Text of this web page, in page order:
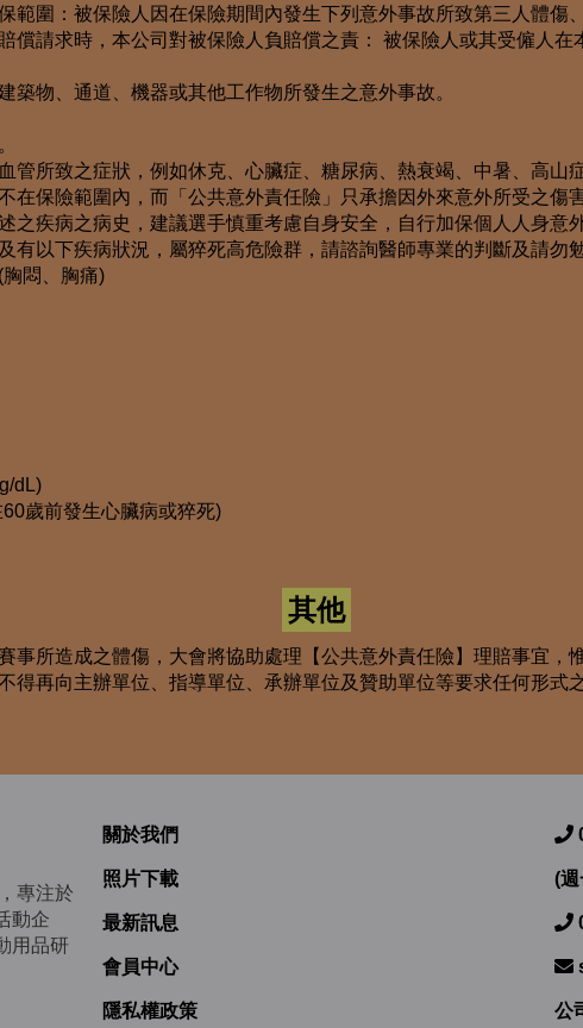
範圍：被保險人因在保險期間內發生下列意外事故所致第三人體傷
償請求時，本公司對被保險人負賠償之責： 被保險人或其受僱人在
築物、通道、機器或其他工作物所發生之意外事故。
管所致之症狀，例如休克、心臟症、糖尿病、熱衰竭、中暑、高山
在保險範圍內，而「公共意外責任險」只承擔因外來意外所受之傷
之疾病之病史，建議選手慎重考慮自身安全，自行加保個人人身意
有以下疾病狀況，屬猝死高危險群，請諮詢醫師專業的判斷及請勿
悶、胸痛)
dL)
歲前發生心臟病或猝死)
其他
事所造成之體傷，大會將協助處理【公共意外責任險】理賠事宜，
得再向主辦單位、指導單位、承辦單位及贊助單位等要求任何形式
專注於
動企
用品研
關於我們
照片下載
最新訊息
會員中心
隱私權政策
(
公